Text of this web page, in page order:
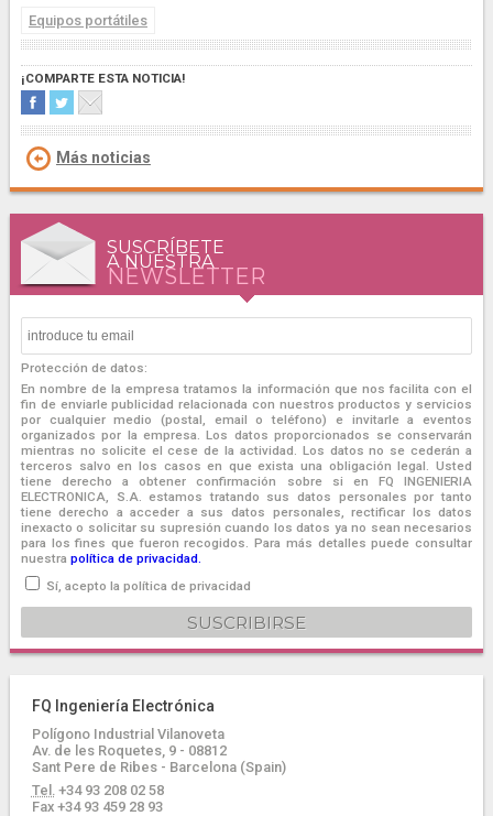
Equipos portátiles
¡COMPARTE ESTA NOTICIA!
Más noticias
SUSCRÍBETE
A NUESTRA
NEWSLETTER
Protección de datos:
En nombre de la empresa tratamos la información que nos facilita con el
fin de enviarle publicidad relacionada con nuestros productos y servicios
por cualquier medio (postal, email o teléfono) e invitarle a eventos
organizados por la empresa. Los datos proporcionados se conservarán
mientras no solicite el cese de la actividad. Los datos no se cederán a
terceros salvo en los casos en que exista una obligación legal. Usted
tiene derecho a obtener confirmación sobre si en FQ INGENIERIA
ELECTRONICA, S.A. estamos tratando sus datos personales por tanto
tiene derecho a acceder a sus datos personales, rectificar los datos
inexacto o solicitar su supresión cuando los datos ya no sean necesarios
para los fines que fueron recogidos. Para más detalles puede consultar
nuestra política de privacidad.
Sí, acepto la política de privacidad
FQ Ingeniería Electrónica
Polígono Industrial Vilanoveta
Av. de les Roquetes, 9 - 08812
Sant Pere de Ribes - Barcelona (Spain)
Tel.+34 93 208 02 58
Fax +34 93 459 28 93